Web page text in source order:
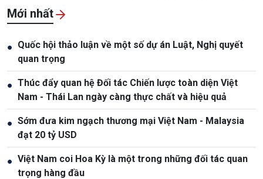
Mới nhất
● Quốc hội thảo luận về một số dự án Luật, Nghị quyết
quan trọng
● Thúc đẩy quan hệ Đối tác Chiến lược toàn diện Việt
Nam - Thái Lan ngày càng thực chất và hiệu quả
● Sớm đưa kim ngạch thương mại Việt Nam - Malaysia
đạt 20 tỷ USD
● Việt Nam coi Hoa Kỳ là một trong những đối tác quan
trọng hàng đầu